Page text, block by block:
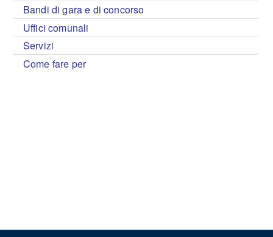
Bandi di gara e di concorso
Uffici comunali
Servizi
Come fare per